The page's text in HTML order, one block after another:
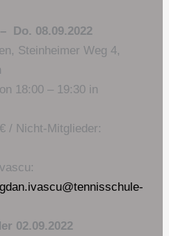
Do. 08.09.2022
Steinheimer Weg 4,
18:00 – 19:30 in
/ Nicht-Mitglieder:
02.09.2022